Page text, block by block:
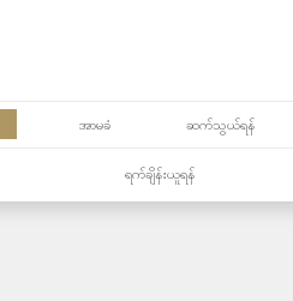
အာမခံ ဆက်သွယ်ရန်
ရက်ချိန်းယူရန်